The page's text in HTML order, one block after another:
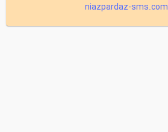
niazpardaz-sms.com